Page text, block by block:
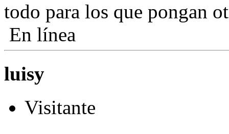
todo para los que pongan
En línea
luisy
Visitante